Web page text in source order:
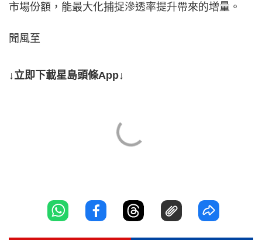
市場份額，能最大化捕捉滲透率提升帶來的增量。
聞風至
↓立即下載星島頭條App↓